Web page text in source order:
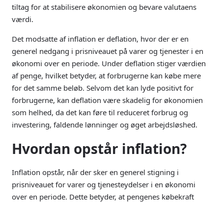
tiltag for at stabilisere økonomien og bevare valutaens
værdi.
Det modsatte af inflation er deflation, hvor der er en
generel nedgang i prisniveauet på varer og tjenester i en
økonomi over en periode. Under deflation stiger værdien
af penge, hvilket betyder, at forbrugerne kan købe mere
for det samme beløb. Selvom det kan lyde positivt for
forbrugerne, kan deflation være skadelig for økonomien
som helhed, da det kan føre til reduceret forbrug og
investering, faldende lønninger og øget arbejdsløshed.
Hvordan opstår inflation?
Inflation opstår, når der sker en generel stigning i
prisniveauet for varer og tjenesteydelser i en økonomi
over en periode. Dette betyder, at pengenes købekraft